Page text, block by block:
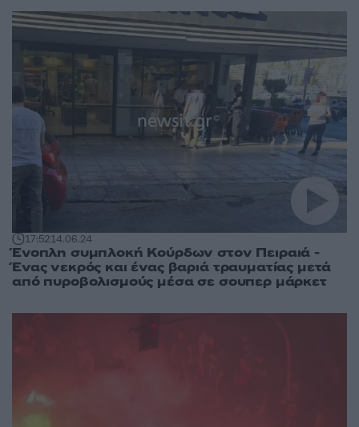
17:5214.06.24
Ένοπλη συμπλοκή Κούρδων στον Πειραιά -
Ένας νεκρός και ένας βαριά τραυματίας μετά
από πυροβολισμούς μέσα σε σουπερ μάρκετ